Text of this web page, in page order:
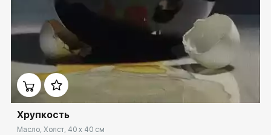
Домен: rakovgallery.ru
Хрупкость
Масло, Холст, 40 x 40 см